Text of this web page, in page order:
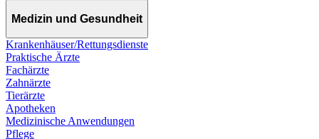
Medizin und Gesundheit
Krankenhäuser/Rettungsdienste
Praktische Ärzte
Fachärzte
Zahnärzte
Tierärzte
Apotheken
Medizinische Anwendungen
Pflege